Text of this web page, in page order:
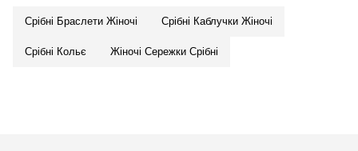
Срібні Браслети Жіночі Срібні Каблучки Жіночі
Срібні Кольє Жіночі Сережки Срібні